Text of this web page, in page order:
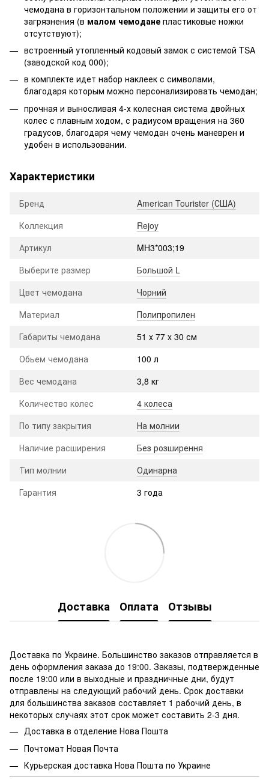
чемодана в горизонтальном положении и защиты его от
загрязнения (в малом чемодане пластиковые ножки
отсутствуют);
встроенный утопленный кодовый замок с системой TSA
(заводской код 000);
в комплекте идет набор наклеек с символами,
благодаря которым можно персонализировать чемодан;
прочная и выносливая 4-х колесная система двойных
колес с плавным ходом, с радиусом вращения на 360
градусов, благодаря чему чемодан очень маневрен и
удобен в использовании.
Характеристики
Бренд
American Tourister (США)
Коллекция
Rejoy
Артикул
MH3*003;19
Выберите размер
Большой L
Цвет чемодана
Чорний
Материал
Полипропилен
Габариты чемодана
51 x 77 x 30 см
Обьем чемодана
100 л
Вес чемодана
3,8 кг
Количество колес
4 колеса
По типу закрытия
На молнии
Наличие расширения
Без розширення
Тип молнии
Одинарна
Гарантия
3 года
Доставка Оплата Отзывы
Доставка по Украине. Большинство заказов отправляется в
день оформления заказа до 19:00. Заказы, подтвержденные
после 19:00 или в выходные и праздничные дни, будут
отправлены на следующий рабочий день. Срок доставки
для большинства заказов составляет 1 рабочий день, в
некоторых случаях этот срок может составить 2-3 дня.
Доставка в отделение Нова Пошта
Почтомат Новая Почта
Курьерская доставка Нова Пошта по Украине